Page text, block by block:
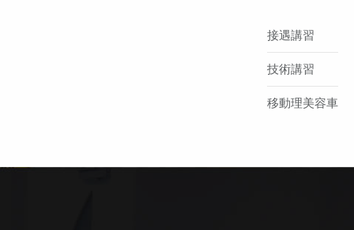
接遇講習
技術講習
移動理美容車